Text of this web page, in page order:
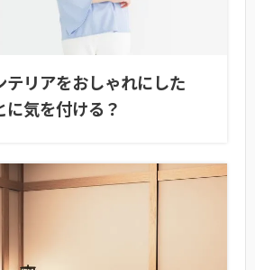
テリアをおしゃれにした
気を付ける？